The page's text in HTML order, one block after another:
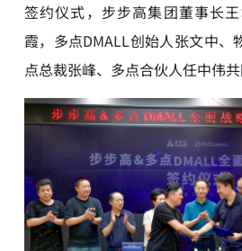
签约仪式，步步高集团董事长
霞，多点DMALL创始人张文中、
点总裁张峰、多点合伙人任中伟共